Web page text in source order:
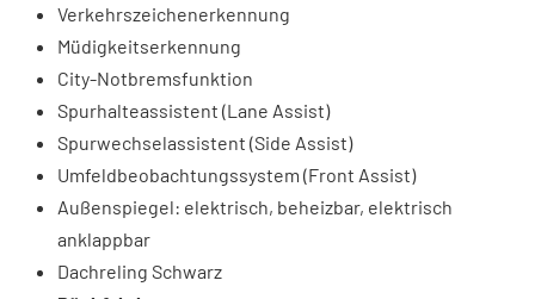
Verkehrszeichenerkennung
Müdigkeitserkennung
City-Notbremsfunktion
Spurhalteassistent (Lane Assist)
Spurwechselassistent (Side Assist)
Umfeldbeobachtungssystem (Front Assist)
Außenspiegel: elektrisch, beheizbar, elektrisch
anklappbar
Dachreling Schwarz